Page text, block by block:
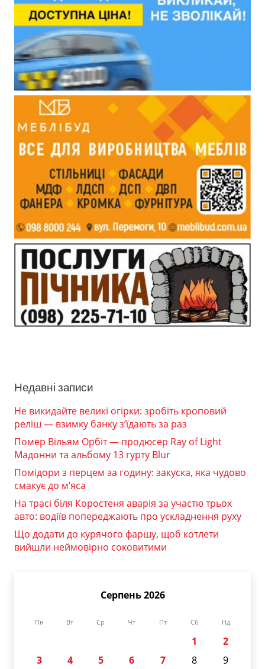
Недавні записи
Не викидайте великі огірки: зробіть кроповий
реліш — взимку банку з’їдають за раз
Помер Вільям Орбіт — продюсер Ray of Light
Мадонни та альбому 13 гурту Blur
Помідори з перцем за годину: закуска, яка чудово
смакує до м’яса
На трасі біля Коростеня аварія за участю трьох
авто: водіїв попереджають про ускладнення руху
Що додати до курячого фаршу, щоб котлети
вийшли неймовірно соковитими
Серпень 2026
Пн Вт Ср Чт Пт Сб Нд
1
2
3
4 5 6 7 8
9